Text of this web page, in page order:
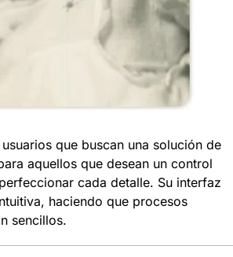
que buscan una solución de
aquellos que desean un control
cada detalle. Su interfaz
haciendo que procesos
sencillos.